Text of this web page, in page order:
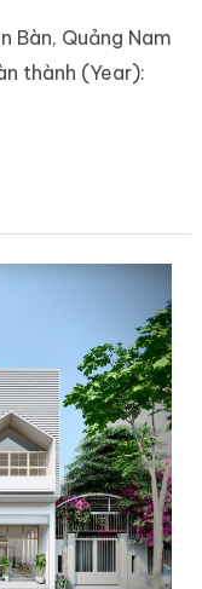
Bàn, Quảng Nam
thành (Year):